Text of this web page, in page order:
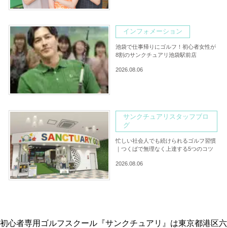
インフォメーション
池袋で仕事帰りにゴルフ！初心者女性が
8割のサンクチュアリ池袋駅前店
2026.08.06
サンクチュアリスタッフブロ
グ
忙しい社会人でも続けられるゴルフ習慣
｜つくばで無理なく上達する5つのコツ
2026.08.06
初心者専用ゴルフスクール『サンクチュアリ』は東京都港区六